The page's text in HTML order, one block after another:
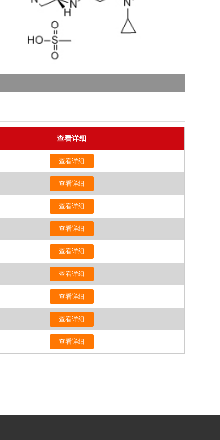
查看详细
查看详细
查看详细
查看详细
查看详细
查看详细
查看详细
查看详细
查看详细
查看详细